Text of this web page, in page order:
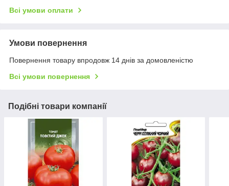
Всі умови оплати
Умови повернення
Повернення товару впродовж 14 днів за домовленістю
Всі умови повернення
Подібні товари компанії